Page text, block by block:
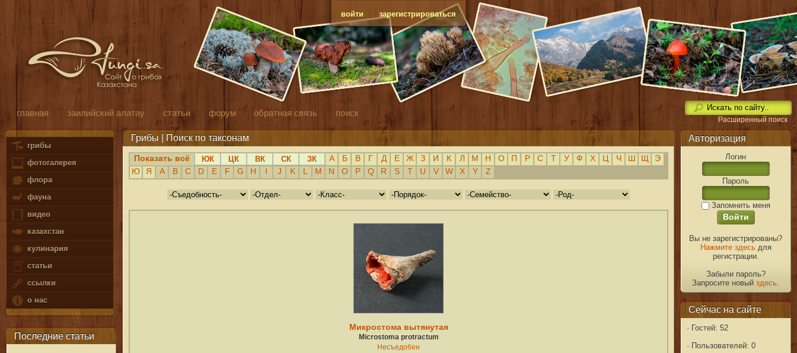
войти зарегистрироваться
главная заилийский алатау статьи форум обратная связь поиск
Расширенный поиск
грибы
фотогалерея
флора
фауна
видео
казахстан
кулинария
статьи
ссылки
о нас
Последние статьи
Авторизация
Логин
Пароль
Запомнить меня
Вы не зарегистрированы?
Нажмите здесьдля
регистрации.
Забыли пароль?
Запросите новыйздесь
Сейчас на сайте
· Гостей: 52
· Пользователей: 0
Грибы | Поиск по таксонам
Показать всё ЮК ЦК ВК СК ЗК А Б В Г Д Е Ж З И К Л М Н О П Р С Т У Ф Х Ч
Э
Ю
Я A B C D E F G H J K M N O P Q R S T U V W X Y Z
Микростома вытянутая
Microstoma protractum
Несъедобен